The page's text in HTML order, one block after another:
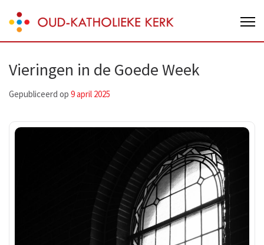
to
content
Enter)
Oud-Katholieke Kerk van Nederland
Vieringen in de Goede Week
Gepubliceerd op 9 april 2025